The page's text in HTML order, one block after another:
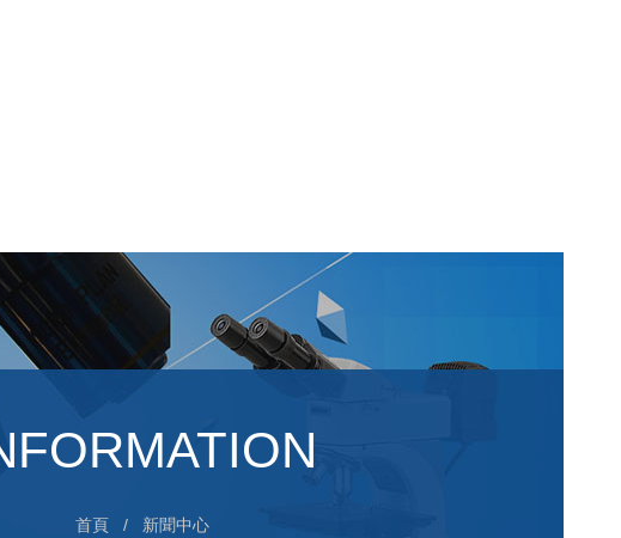
首頁 / 新聞中心